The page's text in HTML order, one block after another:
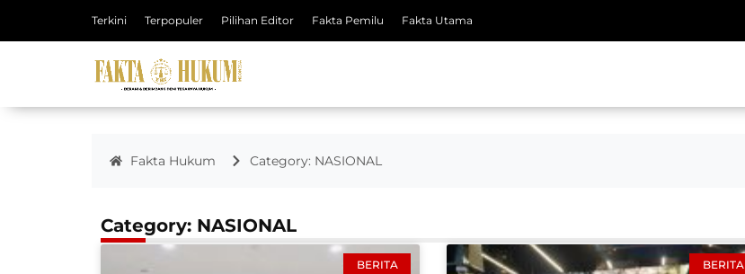
Terkini Terpopuler Pilihan Editor Fakta Pemilu Fakta Utama
Fakta Hukum Category: NASIONAL
Category: NASIONAL
BERITA BERITA